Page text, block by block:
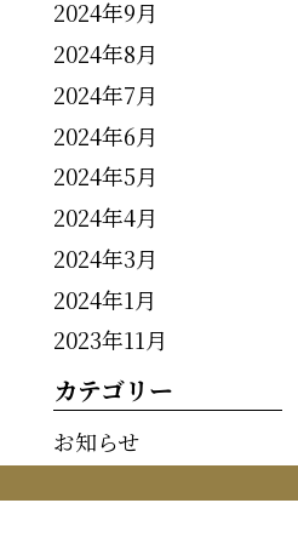
2024年9月
2024年8月
2024年7月
2024年6月
2024年5月
2024年4月
2024年3月
2024年1月
2023年11月
カテゴリー
お知らせ